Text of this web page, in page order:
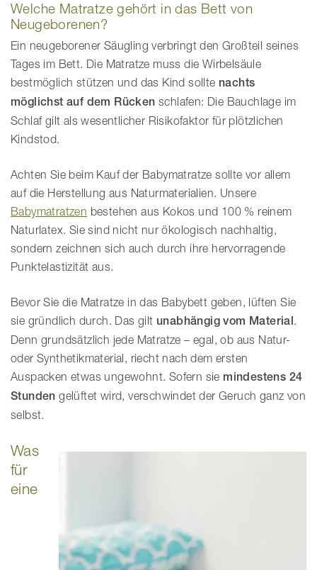
Welche Matratze gehört in das Bett von
Neugeborenen?
Ein neugeborener Säugling verbringt den Großteil seines
Tages im Bett. Die Matratze muss die Wirbelsäule
bestmöglich stützen und das Kind sollte nachts
möglichst auf dem Rücken schlafen: Die Bauchlage im
Schlaf gilt als wesentlicher Risikofaktor für plötzlichen
Kindstod.
Achten Sie beim Kauf der Babymatratze sollte vor allem
auf die Herstellung aus Naturmaterialien. Unsere
Babymatratzen bestehen aus Kokos und 100 % reinem
Naturlatex. Sie sind nicht nur ökologisch nachhaltig,
sondern zeichnen sich auch durch ihre hervorragende
Punktelastizität aus.
Bevor Sie die Matratze in das Babybett geben, lüften Sie
sie gründlich durch. Das gilt unabhängig vom Material.
Denn grundsätzlich jede Matratze – egal, ob aus Natur-
oder Synthetikmaterial, riecht nach dem ersten
Auspacken etwas ungewohnt. Sofern sie mindestens 24
Stunden gelüftet wird, verschwindet der Geruch ganz von
selbst.
Was
für
eine